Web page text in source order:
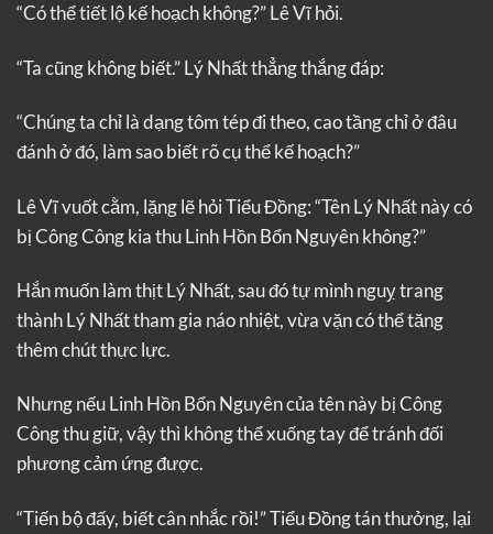
“Có thể tiết lộ kế hoạch không?” Lê Vĩ hỏi.
“Ta cũng không biết.” Lý Nhất thẳng thắng đáp:
“Chúng ta chỉ là dạng tôm tép đi theo, cao tầng chỉ ở đâu
đánh ở đó, làm sao biết rõ cụ thể kế hoạch?”
Lê Vĩ vuốt cằm, lặng lẽ hỏi Tiểu Đồng: “Tên Lý Nhất này có
bị Công Công kia thu Linh Hồn Bổn Nguyên không?”
Hắn muốn làm thịt Lý Nhất, sau đó tự mình nguỵ trang
thành Lý Nhất tham gia náo nhiệt, vừa vặn có thể tăng
thêm chút thực lực.
Nhưng nếu Linh Hồn Bổn Nguyên của tên này bị Công
Công thu giữ, vậy thì không thể xuống tay để tránh đối
phương cảm ứng được.
“Tiến bộ đấy, biết cân nhắc rồi!” Tiểu Đồng tán thưởng, lại